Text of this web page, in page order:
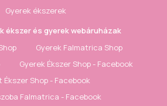
Gyerek ékszerek
ékszer és gyerek webáruházak
Gyerek Falmatrica Shop
Gyerek Ékszer Shop - Facebook
Ékszer Shop - Facebook
Falmatrica - Facebook